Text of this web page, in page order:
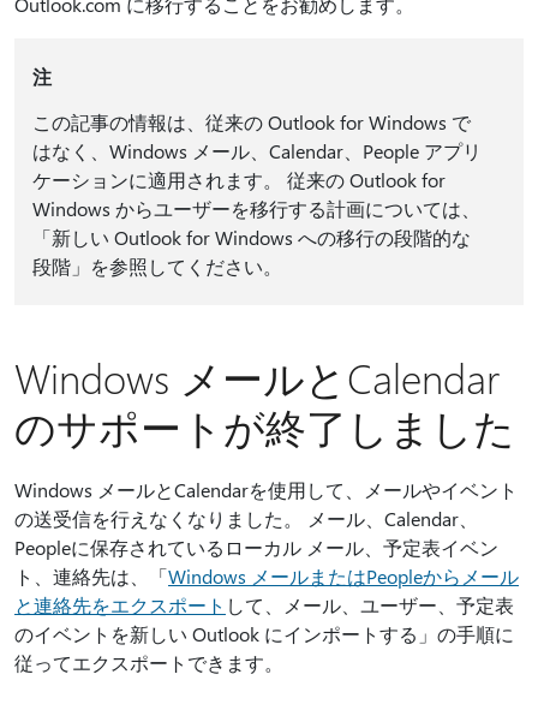
注
この記事の情報は、従来の Outlook for Windows で
はなく、Windows メール、Calendar、People アプリ
ケーションに適用されます。 従来の Outlook for
Windows からユーザーを移行する計画については、
「新しい Outlook for Windows への移行の段階的な
段階」を参照してください。
Windows メールとCalendar
のサポートが終了しました
Windows メールとCalendarを使用して、メールやイベント
の送受信を行えなくなりました。 メール、Calendar、
Peopleに保存されているローカル メール、予定表イベン
ト、連絡先は、「Windows メールまたはPeopleからメール
と連絡先をエクスポート して、メール、ユーザー、予定表
のイベントを新しい Outlook にインポートする」の手順に
従ってエクスポートできます。